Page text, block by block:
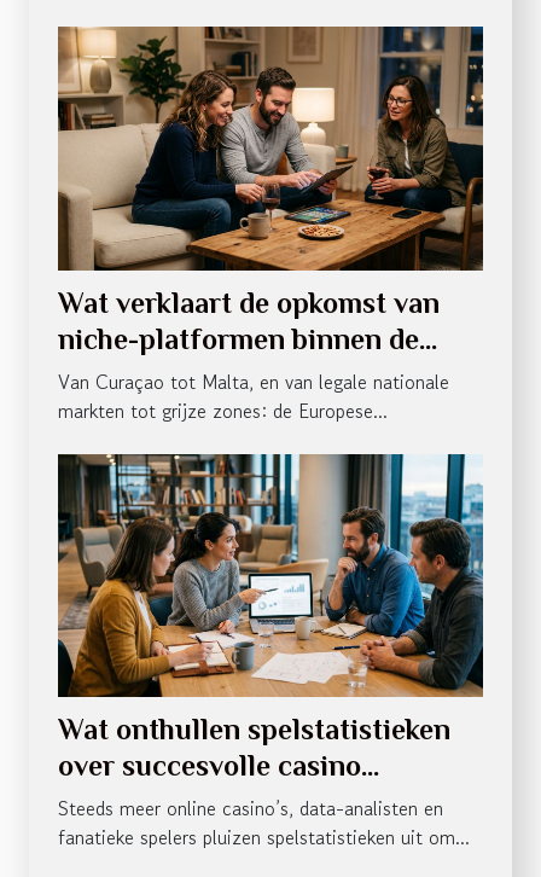
Wat verklaart de opkomst van
niche-platformen binnen de
casino-industrie?
Van Curaçao tot Malta, en van legale nationale
markten tot grijze zones: de Europese...
Wat onthullen spelstatistieken
over succesvolle casino
strategieën?
Steeds meer online casino’s, data-analisten en
fanatieke spelers pluizen spelstatistieken uit om...